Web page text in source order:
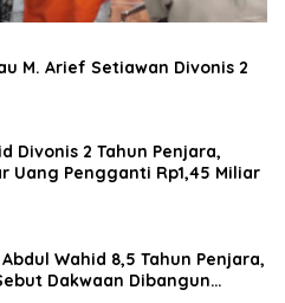
M. Arief Setiawan Divonis 2
Divonis 2 Tahun Penjara,
Uang Pengganti Rp1,45 Miliar
Wahid 8,5 Tahun Penjara,
Dakwaan Dibangun